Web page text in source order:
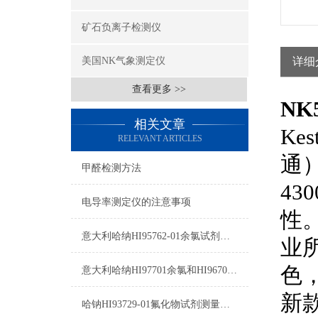
矿石负离子检测仪
美国NK气象测定仪
查看更多 >>
相关文章
RELEVANT ARTICLES
甲醛检测方法
电导率测定仪的注意事项
意大利哈纳HI95762-01余氯试剂测量原理及操作说明
意大利哈纳HI97701余氯和HI96701余氯的区别
哈钠HI93729-01氟化物试剂测量原理/量程/操作方法
详细
通
性
业
色
新